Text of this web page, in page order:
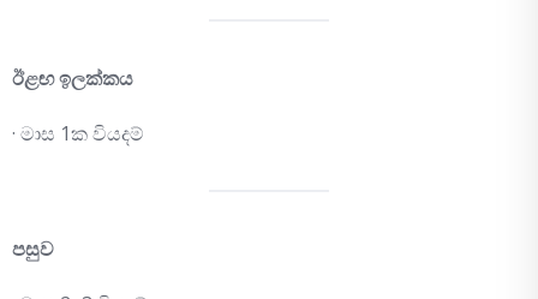
ඊළඟ ඉලක්කය
· මාස 1ක වියදම්
පසුව